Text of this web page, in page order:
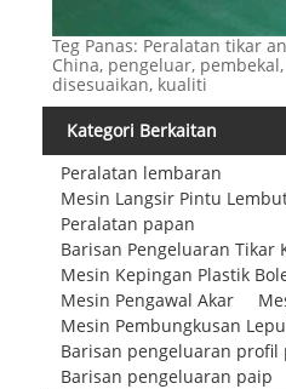
Teg Panas: Peralatan tikar
China, pengeluar,
disesuaikan, kualiti
Kategori Berkaitan
Peralatan lembaran
Mesin Langsir Pintu
Peralatan papan
Barisan Pengeluaran Tikar
Mesin Kepingan Plastik
Mesin Pengawal Akar
Mesin Pembungkusan
Barisan pengeluaran profil
Barisan pengeluaran paip